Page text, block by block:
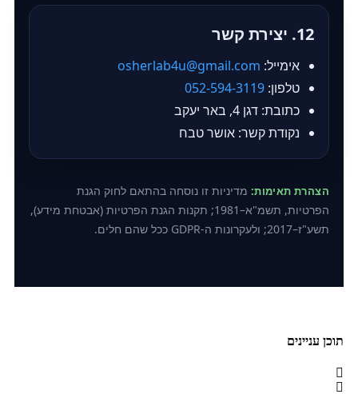
12. יצירת קשר
אימייל: osherlab4u@gmail.com
טלפון: 052-594-3119
כתובת: דגן 4, באר יעקב
נקודת קשר: אושר טבח
הצהרת תאימות: מדיניות זו נוסחה בהתאם לחוק הגנת
הפרטיות, תשמ"א–1981; תקנות הגנת הפרטיות (אבטחת מידע),
תשע"ז–2017; ולעקרונות ה‑GDPR ככל שהם חלים.
תוכן עניינים